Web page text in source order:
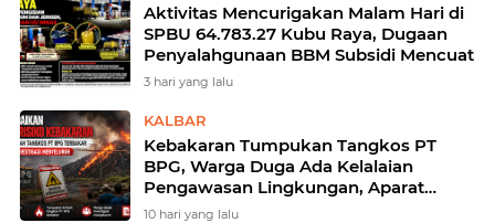
Aktivitas Mencurigakan Malam Hari di
SPBU 64.783.27 Kubu Raya, Dugaan
Penyalahgunaan BBM Subsidi Mencuat
3 hari yang lalu
KALBAR
Kebakaran Tumpukan Tangkos PT
BPG, Warga Duga Ada Kelalaian
Pengawasan Lingkungan, Aparat
Diminta Usut Secara Transparan
10 hari yang lalu